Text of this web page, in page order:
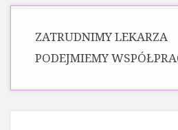
ZATRUDNIMY LEKARZA
PODEJMIEMY